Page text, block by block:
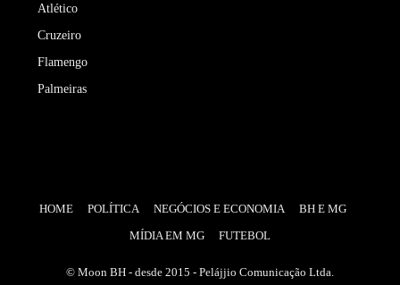
Atlético
Cruzeiro
Flamengo
Palmeiras
HOME POLÍTICA NEGÓCIOS E ECONOMIA
BH E MG
MÍDIA EM MG
FUTEBOL
© Moon BH - desde 2015 - Pelájjio Comunicação Ltda.